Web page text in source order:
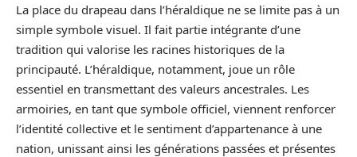
La place du drapeau dans l’héraldique ne se limite pas à un
simple symbole visuel. Il fait partie intégrante d’une
tradition qui valorise les racines historiques de la
principauté. L’héraldique, notamment, joue un rôle
essentiel en transmettant des valeurs ancestrales. Les
armoiries, en tant que symbole officiel, viennent renforcer
l’identité collective et le sentiment d’appartenance à une
nation, unissant ainsi les générations passées et présentes